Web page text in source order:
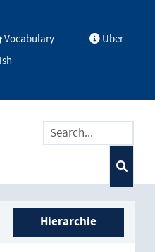
Vocabulary
Über
Hierarchie